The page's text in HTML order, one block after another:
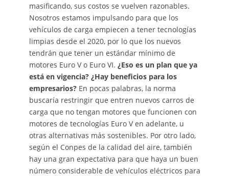
masificando, sus costos se vuelven razonables.
Nosotros estamos impulsando para que los
vehículos de carga empiecen a tener tecnologías
limpias desde el 2020, por lo que los nuevos
tendrán que tener un estándar mínimo de
motores Euro V o Euro VI. ¿Eso es un plan que ya
está en vigencia? ¿Hay beneficios para los
empresarios?En pocas palabras, la norma
buscaría restringir que entren nuevos carros de
carga que no tengan motores que funcionen con
motores de tecnologías Euro V en adelante, u
otras alternativas más sostenibles. Por otro lado,
según el Conpes de la calidad del aire, también
hay una gran expectativa para que haya un buen
número considerable de vehículos eléctricos para